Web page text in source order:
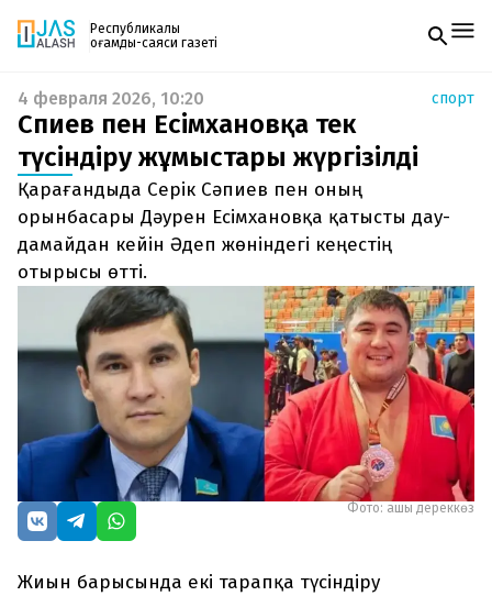
Республикалық
қоғамдық-саяси газеті
Жаңалықтар
Спорт
Live
Руханият
Аймақ
Архив
Заң және тәртіп
Редакциямен байланыс
+7 708 604 51 06
Жарнама бөлімі
+7 701 220 64 52
Пошта
zhasalash100@gmail.com
Газетке жазылу
PDF форматтағы газетті ай сайын электронды
поштаңызға алып отырыңыз. Жаңа нөмір
шыққан сәтте сізге бірден жіберіледі. Тек email
енгізіңіз, біз қалғанын өзіміз жібереміз.
4 февраля 2026, 10:20 спорт
Сәпиев пен Есімхановқа тек
түсіндіру жұмыстары жүргізілді
Қарағандыда Серік Сәпиев пен оның
орынбасары Дәурен Есімхановқа қатысты дау-
дамайдан кейін Әдеп жөніндегі кеңестің
отырысы өтті.
Фото: ашық дереккөз
Жиын барысында екі тарапқа түсіндіру